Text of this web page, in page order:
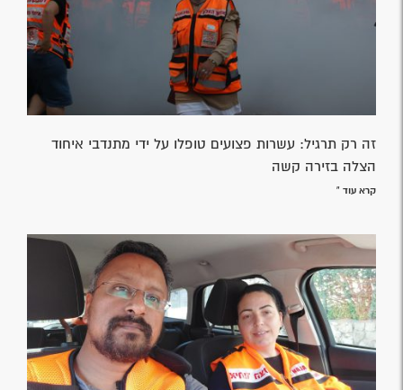
זה רק תרגיל: עשרות פצועים טופלו על ידי מתנדבי איחוד
הצלה בזירה קשה
קרא עוד »